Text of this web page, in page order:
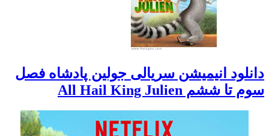
دانلود انیمیشن سریالی جولین پادشاه فصل
سوم تا ششم All Hail King Julien